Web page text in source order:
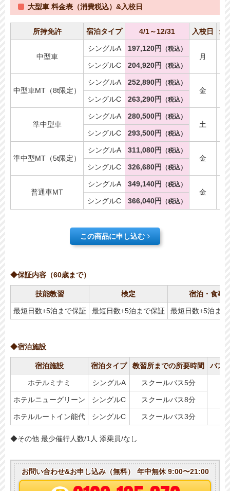
大型車 料金表（消費税込）&入校日
所持免許 宿泊タイプ 4/1～12/31 入校日 最
中型車
シングルA 197,120円 （税込）
月
シングルC
204,920円 （税込）
中型車MT（8t限定）
シングルA 252,890円 （税込）
金
シングルC
263,290円 （税込）
準中型車
シングルA 280,500円 （税込）
土
シングルC
293,500円 （税込）
準中型MT（5t限定）
シングルA 311,080円 （税込）
金
シングルC
326,680円 （税込）
普通車MT
シングルA 349,140円 （税込）
金
シングルC
366,040円 （税込）
この商品に申し込む
◆保証内容（60歳まで）
技能教習 検定 宿泊・食事
最短日数+5泊まで保証 最短日数+5泊まで保証 最短日数+5泊ま
◆宿泊施設
宿泊施設 宿泊タイプ 教習所までの所要時間 バス
ホテルミナミ シングルA
スクールバス5分
ホテルニューグリーン
シングルC スクールバス8分
ホテルルートイン能代 シングルC スクールバス3分
◆その他 最少催行人数/1人 添乗員/なし
お問い合わせ&お申し込み（無料） 年中無休 9:00〜21:00